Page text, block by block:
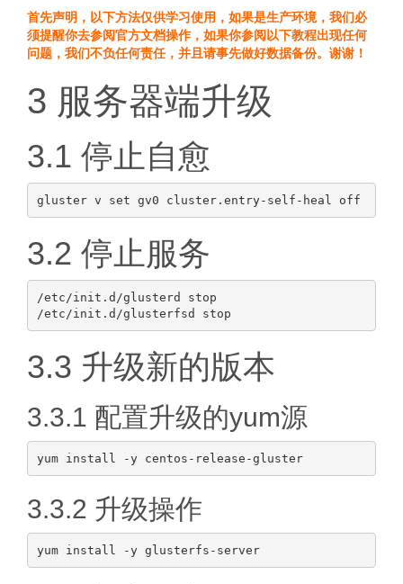
首先声明，以下方法仅供学习使用，如果是生产环境，我们必
须提醒你去参阅官方文档操作，如果你参阅以下教程出现任何
问题，我们不负任何责任，并且请事先做好数据备份。谢谢！
3 服务器端升级
3.1 停止自愈
3.2 停止服务
/etc/init.d/glusterd stop
3.3 升级新的版本
3.3.1 配置升级的yum源
yum install -y centos-release-gluster
3.3.2 升级操作
yum install -y glusterfs-server